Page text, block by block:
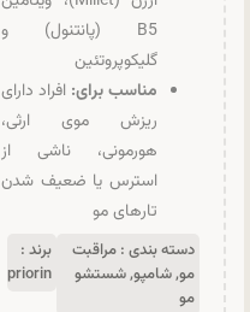
B5 (پانتنول) و
گلیکوپروتئین
مناسب برای: افراد دارای
ریزش موی ارثی،
هورمونی، ناشی از
استرس یا ضعیف شدن
تارهای مو
دسته بندی : مراقبت
مو,شامپو,شستشو
مو
برند :
priorin